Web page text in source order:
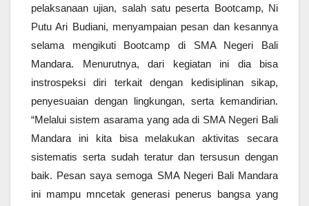
pelaksanaan ujian, salah satu peserta Bootcamp, Ni
Putu Ari Budiani, menyampaian pesan dan kesannya
selama mengikuti Bootcamp di SMA Negeri Bali
Mandara. Menurutnya, dari kegiatan ini dia bisa
instrospeksi diri terkait dengan kedisiplinan sikap,
penyesuaian dengan lingkungan, serta kemandirian.
“Melalui sistem asarama yang ada di SMA Negeri Bali
Mandara ini kita bisa melakukan aktivitas secara
sistematis serta sudah teratur dan tersusun dengan
baik. Pesan saya semoga SMA Negeri Bali Mandara
ini mampu mncetak generasi penerus bangsa yang